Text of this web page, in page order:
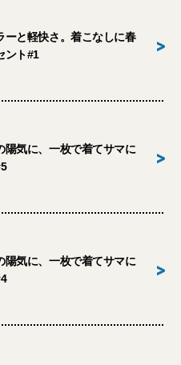
ーと軽快さ。着こなしに春
ント#1
>
陽気に、一枚で着てサマに
>
陽気に、一枚で着てサマに
>